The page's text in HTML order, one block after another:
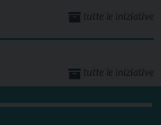
tutte le iniziative
tutte le iniziative